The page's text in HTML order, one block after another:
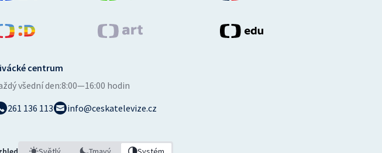
centrum
všední den:8:00—16:00 hodin
261 136 113
info@ceskatelevize.cz